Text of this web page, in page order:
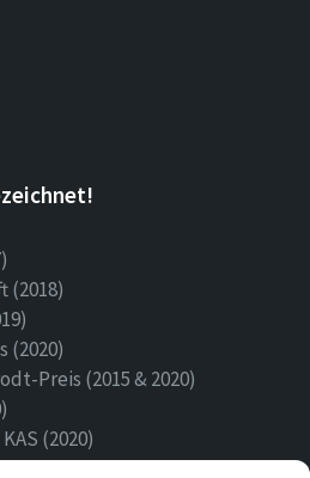
(2018)
(2020)
Preis (2015 & 2020)
(2020)
(2020)